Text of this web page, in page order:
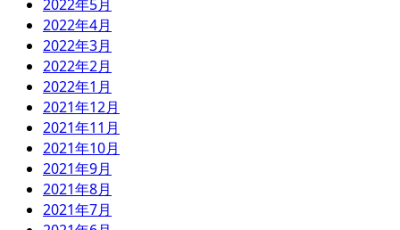
2022年5月
2022年4月
2022年3月
2022年2月
2022年1月
2021年12月
2021年11月
2021年10月
2021年9月
2021年8月
2021年7月